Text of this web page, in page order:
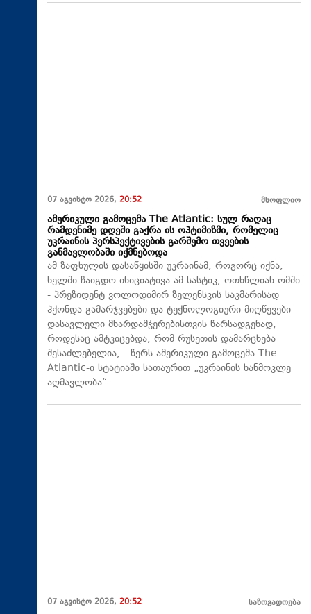
07 აგვისტო 2026, 20:52 მსოფლიო
ამერიკული გამოცემა The Atlantic: სულ რაღაც
რამდენიმე დღეში გაქრა ის ოპტიმიზმი, რომელიც
უკრაინის პერსპექტივების გარშემო თვეების
განმავლობაში იქმნებოდა
ამ ზაფხულის დასაწყისში უკრაინამ, როგორც იქნა,
ხელში ჩაიგდო ინიციატივა ამ სასტიკ, ოთხწლიან ომში
- პრეზიდენტ ვოლოდიმირ ზელენსკის საკმარისად
ჰქონდა გამარჯვებები და ტექნოლოგიური მიღწევები
დასავლელი მხარდამჭერებისთვის წარსადგენად,
როდესაც ამტკიცებდა, რომ რუსეთის დამარცხება
შესაძლებელია, - წერს ამერიკული გამოცემა The
Atlantic-ი სტატიაში სათაურით „უკრაინის ხანმოკლე
აღმავლობა“.
07 აგვისტო 2026, 20:52 საზოგადოება